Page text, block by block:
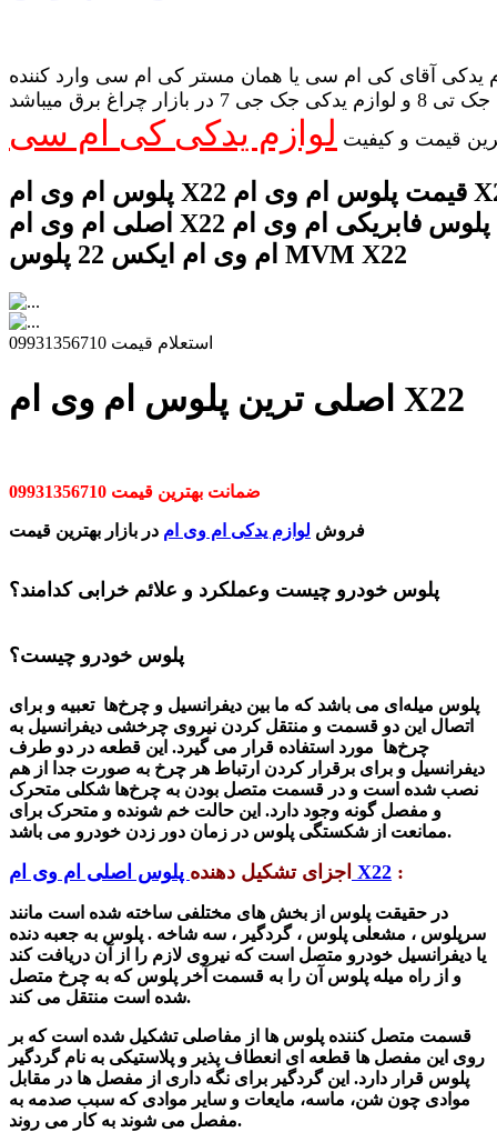
یدکی آقای کی ام سی یا همان مستر کی ام سی وارد کننده
لوازم یدکی جک تی 8 و لوازم یدکی جک جی 7 در بازار چراغ برق میباشد
قیمت و کیفیت لوازم یدکی کی ام سی
پلوس ام وی ام X22 قیمت پلوس ام وی ام X22 پلوس
اصلی ام وی ام X22 پلوس فابریکی ام وی ام X22 پلوس
ام وی ام ایکس 22 پلوس MVM X22
استعلام قیمت 09931356710
اصلی ترین پلوس ام وی ام X22
ضمانت بهترین قیمت 09931356710
فروش لوازم یدکی ام وی ام در بازار بهترین قیمت
پلوس خودرو چیست وعملکرد و علائم خرابی کدامند؟
پلوس خودرو چیست؟
پلوس میله‌ای می باشد که ما بین دیفرانسیل و چرخ‌ها تعبیه و برای
اتصال این دو قسمت و منتقل کردن نیروی چرخشی دیفرانسیل به
چرخ‌ها مورد استفاده قرار می گیرد. این قطعه در دو طرف
دیفرانسیل و برای برقرار کردن ارتباط هر چرخ به صورت جدا از هم
نصب شده است و در قسمت متصل بودن به چرخ‌ها شکلی متحرک
و مفصل گونه وجود دارد. این حالت خم شونده و متحرک برای
ممانعت از شکستگی پلوس در زمان دور زدن خودرو می باشد .
اجزای تشکیل دهنده پلوس اصلی ام وی ام X22 :
در حقیقت پلوس از بخش های مختلفی ساخته شده است مانند
سرپلوس ، مشعلی پلوس ، گردگیر ، سه شاخه . پلوس به جعبه دنده
یا دیفرانسیل خودرو متصل است که نیروی لازم را از آن دریافت کند
و از راه میله پلوس آن را به قسمت آخر پلوس که به چرخ متصل
شده است منتقل می کند.
قسمت متصل کننده پلوس ها از مفاصلی تشکیل شده است که بر
روی این مفصل ها قطعه ای انعطاف پذیر و پلاستیکی به نام گردگیر
پلوس قرار دارد. این گردگیر برای نگه داری از مفصل ها در مقابل
موادی چون شن، ماسه، مایعات و سایر موادی که سبب صدمه به
مفصل می شوند به کار می روند.